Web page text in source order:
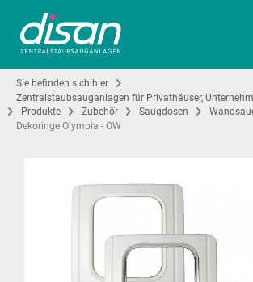
Sie befinden sich hier
Zentralstaubsauganlagen für Privathäuser,
Produkte
Zubehör Saugdosen
Dekoringe Olympia - OW